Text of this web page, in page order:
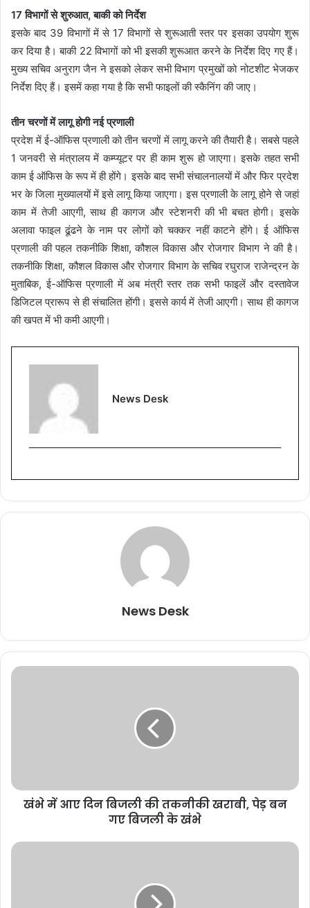
17 विभागों से शुरुआत, बाकी को निर्देश
इसके बाद 39 विभागों में से 17 विभागों से शुरूआती स्तर पर इसका उपयोग शुरू
कर दिया है। बाकी 22 विभागों को भी इसकी शुरूआत करने के निर्देश दिए गए हैं।
मुख्य सचिव अनुराग जैन ने इसको लेकर सभी विभाग प्रमुखों को नोटशीट भेजकर
निर्देश दिए हैं। इसमें कहा गया है कि सभी फाइलों की स्कैनिंग की जाए।
तीन चरणों में लागू होगी नई प्रणाली
प्रदेश में ई-ऑफिस प्रणाली को तीन चरणों में लागू करने की तैयारी है। सबसे पहले
1 जनवरी से मंत्रालय में कम्प्यूटर पर ही काम शुरू हो जाएगा। इसके तहत सभी
काम ई ऑफिस के रूप में ही होंगे। इसके बाद सभी संचालनालयों में और फिर प्रदेश
भर के जिला मुख्यालयों में इसे लागू किया जाएगा। इस प्रणाली के लागू होने से जहां
काम में तेजी आएगी, साथ ही कागज और स्टेशनरी की भी बचत होगी। इसके
अलावा फाइल ढूंढने के नाम पर लोगों को चक्कर नहीं काटने होंगे। ई ऑफिस
प्रणाली की पहल तकनीकि शिक्षा, कौशल विकास और रोजगार विभाग ने की है।
तकनीकि शिक्षा, कौशल विकास और रोजगार विभाग के सचिव रघुराज राजेन्द्रन के
मुताबिक, ई-ऑफिस प्रणाली में अब मंत्री स्तर तक सभी फाइलें और दस्तावेज
डिजिटल प्रारूप से ही संचालित होंगी। इससे कार्य में तेजी आएगी। साथ ही कागज
की खपत में भी कमी आएगी।
News Desk
News Desk
खंभे में आए दिन बिजली की तकनीकी खराबी, पेड़ बन
गए बिजली के खंभे